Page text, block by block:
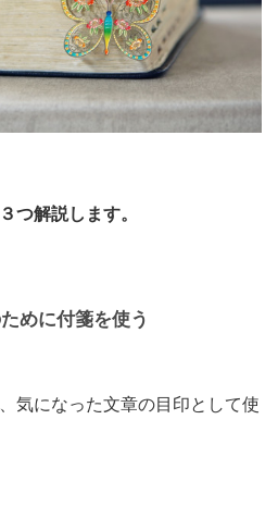
つ解説します。
めに付箋を使う
気になった文章の目印として使